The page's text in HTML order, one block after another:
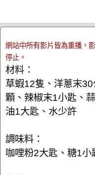
網站中所有影片皆為重播，
停止。
材料：
草蝦12隻、洋蔥末
顆、辣椒末1小匙、
油1大匙、水少許
調味料：
咖哩粉2大匙、糖1